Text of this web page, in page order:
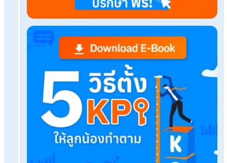
ระบบ HR ฟรี เหมาะกับใคร? และวิธีเลือกใช้อย่างมี
ประสิทธิภาพ
จัดการToxic Workplaceวิธีเปลี่ยนสภาพแวดล้อมก
ทำงานให้ดีขึ้น